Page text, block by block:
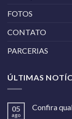
FOTOS
CONTATO
PARCERIAS
ÚLTIMAS
05
ago
Confira